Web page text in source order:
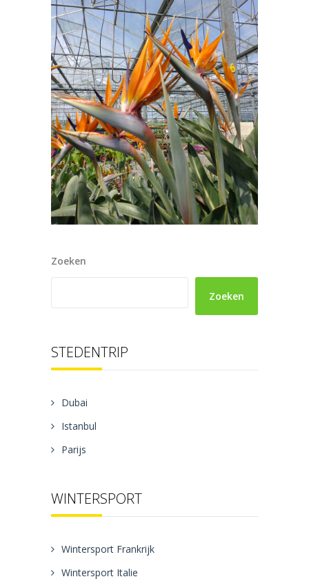
Zoeken
Zoeken
STEDENTRIP
Dubai
Istanbul
Parijs
WINTERSPORT
Wintersport Frankrijk
Wintersport Italie